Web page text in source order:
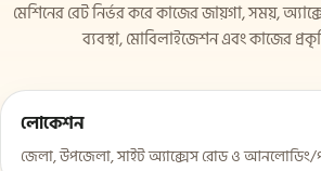
মেশিনের রেট নির্ভর করে কাজের জায়গা, সময়,
ব্যবস্থা, মোবিলাইজেশন এবং কাজের
লোকেশন
জেলা, উপজেলা, সাইট অ্যাক্সেস রোড ও আনলোডিং/